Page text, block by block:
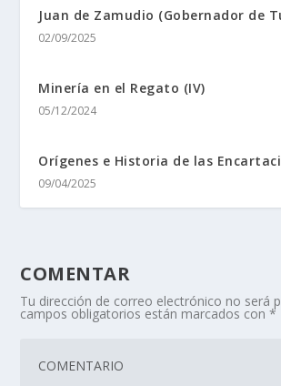
Juan de Zamudio (Gobernador de
02/09/2025
Minerí­a en el Regato (IV)
05/12/2024
Orí­genes e Historia de las
09/04/2025
COMENTAR
Tu dirección de correo electrónico no será
campos obligatorios están marcados con*